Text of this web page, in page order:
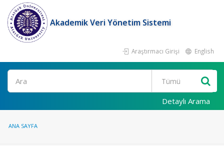
Akademik Veri Yönetim Sistemi
Araştırmacı Girişi English
Ara
Detaylı Arama
ANA SAYFA